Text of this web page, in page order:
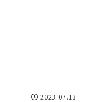
2023.07.13